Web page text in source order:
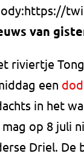
van
riviertje
een
in het
mag op 8 juli
Driel. De